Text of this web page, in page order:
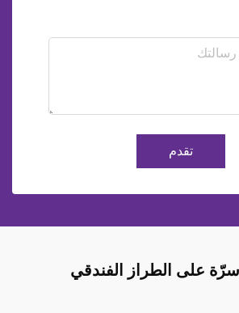
تقدم
على الطراز الفندقي